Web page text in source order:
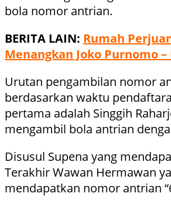
bola nomor antrian.
BERITA LAIN: Rumah
Menangkan Joko Purnomo –
Urutan pengambilan nomor
berdasarkan waktu
pertama adalah Singgih
mengambil bola antrian
Disusul Supena yang
Terakhir Wawan Hermawan
mendapatkan nomor antrian